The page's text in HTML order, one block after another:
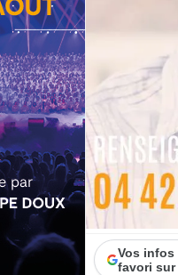
Vos infos
favori sur